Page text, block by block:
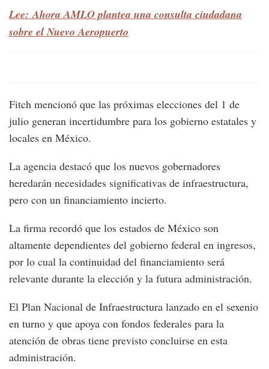
Lee: Ahora AMLO plantea una consulta ciudadana
sobre el Nuevo Aeropuerto
Fitch mencionó que las próximas elecciones del 1 de
julio generan incertidumbre para los gobierno estatales y
locales en México.
La agencia destacó que los nuevos gobernadores
heredarán necesidades significativas de infraestructura,
pero con un financiamiento incierto.
La firma recordó que los estados de México son
altamente dependientes del gobierno federal en ingresos,
por lo cual la continuidad del financiamiento será
relevante durante la elección y la futura administración.
El Plan Nacional de Infraestructura lanzado en el sexenio
en turno y que apoya con fondos federales para la
atención de obras tiene previsto concluirse en esta
administración.